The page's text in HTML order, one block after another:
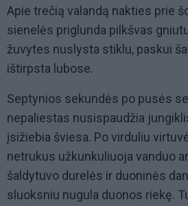
Apie trečią valandą nakties prie
sienelės priglunda pilkšvas
žuvytes nuslysta stiklu, paskui
ištirpsta lubose.
Septynios sekundės po pusės
nepaliestas nusispaudžia
įsižiebia šviesa. Po virduliu
netrukus užkunkuliuoja vanduo
šaldytuvo durelės ir duoninės
sluoksniu nugula duonos riekę.